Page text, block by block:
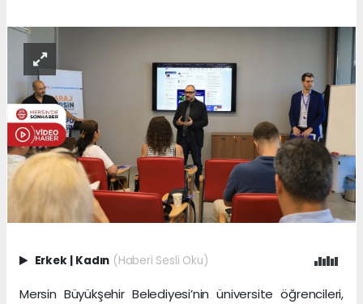
Erkek | Kadın (Haberi Sesli Oku)
Mersin Büyükşehir Belediyesi’nin üniversite öğrencileri,